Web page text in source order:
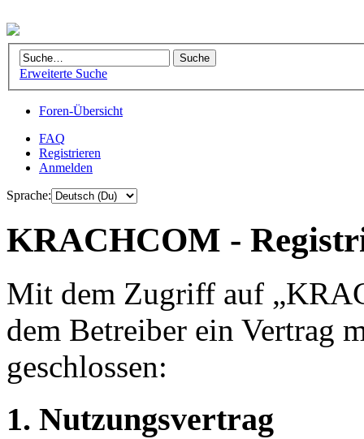
Erweiterte Suche
Foren-Übersicht
FAQ
Registrieren
Anmelden
Sprache:
KRACHCOM -
Mit dem Zugriff auf
dem Betreiber ein Vertrag
geschlossen:
1. Nutzungsvertrag